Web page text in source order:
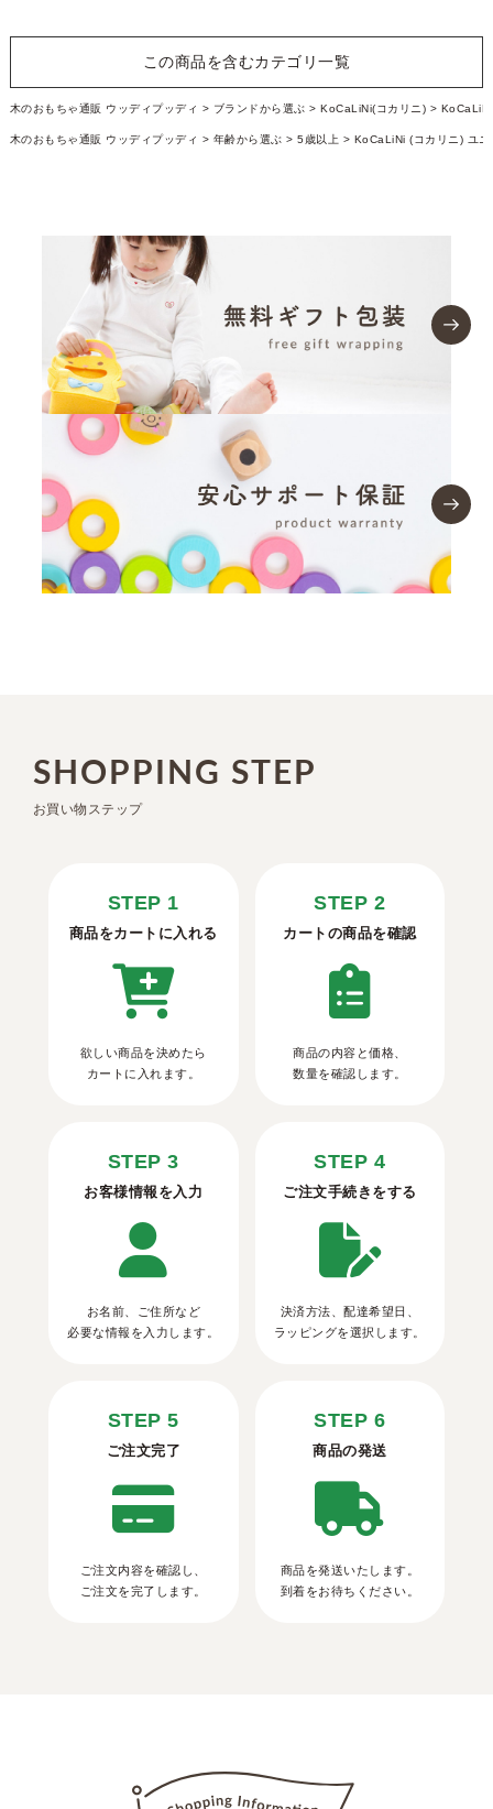
この商品を含むカテゴリ一覧
木のおもちゃ通販 ウッディプッディ ブランドから選ぶ KoCaLiNi(コカリニ)
木のおもちゃ通販 ウッディプッディ 年齢から選ぶ 5歳以上 KoCaLiNi (コカリニ) ユニ
SHOPPING STEP
お買い物ステップ
STEP 1
商品をカートに入れる
欲しい商品を決めたら
カートに入れます。
STEP 2
カートの商品を確認
商品の内容と価格、
数量を確認します。
STEP 3
お客様情報を入力
お名前、ご住所など
必要な情報を入力します。
STEP 4
ご注文手続きをする
決済方法、配達希望日、
ラッピングを選択します。
STEP 5
ご注文完了
ご注文内容を確認し、
ご注文を完了します。
STEP 6
商品の発送
商品を発送いたします。
到着をお待ちください。